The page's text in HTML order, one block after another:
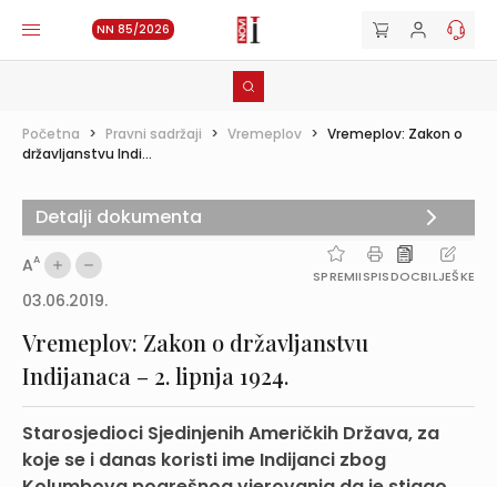
NN 85/2026
Početna > Pravni sadržaji > Vremeplov > Vremeplov: Zakon o
državljanstvu Indi...
AA
SPREMIISPISDOCBILJEŠKE
03.06.2019.
Vremeplov: Zakon o državljanstvu
Indijanaca – 2. lipnja 1924.
Starosjedioci Sjedinjenih Američkih Država, za
koje se i danas koristi ime Indijanci zbog
Detalji dokumenta